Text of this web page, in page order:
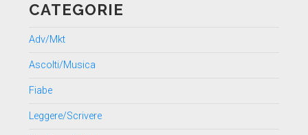
CATEGORIE
Adv/Mkt
Ascolti/Musica
Fiabe
Leggere/Scrivere